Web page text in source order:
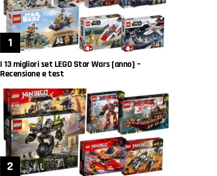
I 13 migliori set LEGO Star Wars [anno] –
Recensione e test